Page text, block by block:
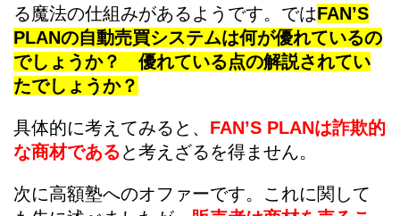
る魔法の仕組みがあるようです。ではFAN’S
PLANの自動売買システムは何が優れているの
でしょうか？ 優れている点の解説されてい
たでしょうか？
具体的に考えてみると、 FAN’S PLANは詐欺的
な商材であると考えざるを得ません。
次に高額塾へのオファーです。これに関して